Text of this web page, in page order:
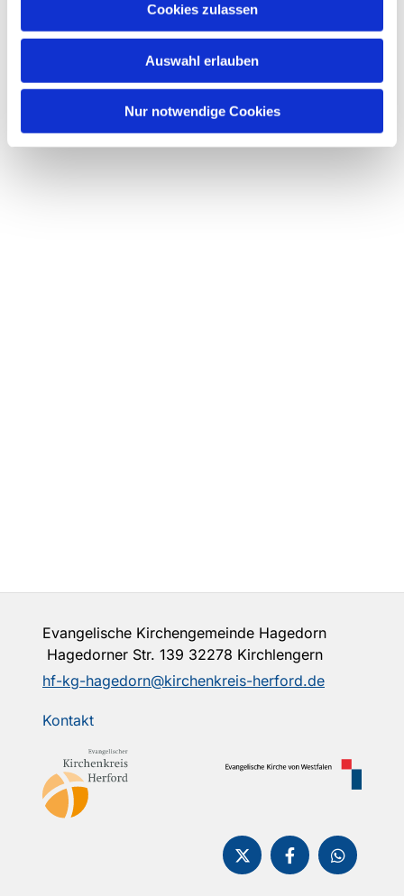
Cookies zulassen
Auswahl erlauben
Nur notwendige Cookies
Dies könnte Sie auch
interessieren
Evangelische Kirchengemeinde Hagedorn
Hagedorner Str. 139 32278 Kirchlengern
hf-kg-hagedorn@kirchenkreis-herford.de
Kontakt